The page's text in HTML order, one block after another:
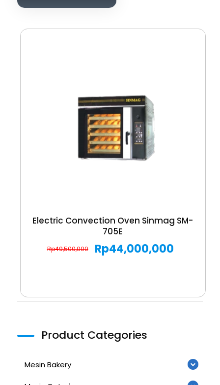
Electric Convection Oven Sinmag SM-
705E
Rp44,000,000
Rp49,500,000
Product Categories
Mesin Bakery